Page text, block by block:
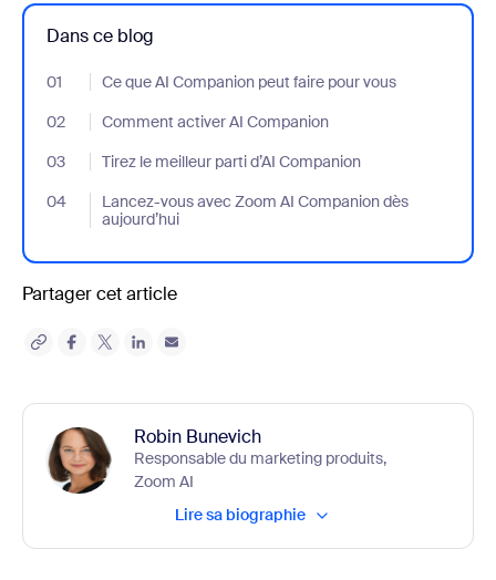
Dans ce blog
01 Ce que AI Companion peut faire pour vous
- Jumplink to Ce que AI Companion peut faire pour vous
02
Comment activer AI Companion
- Jumplink to Comment activer AI Companion
03
Tirez le meilleur parti d’AI Companion
- Jumplink to Tirez le meilleur parti d’AI Companion
04
Lancez-vous avec Zoom AI Companion dès
aujourd’hui
- Jumplink to Lancez-vous avec Zoom AI Companion dès
Partager cet article
Robin Bunevich
Responsable du marketing produits,
Zoom AI
Lire sa biographie